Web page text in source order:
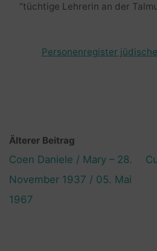
“tüchtige Lehrerin an der
Personenregister
Älterer Beitrag
Coen Daniele / Mary – 28.
November 1937 / 05. Mai
1967